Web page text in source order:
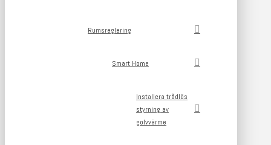
Rumsreglering
Smart Home
Installera trådlös
styrning av
golvvärme